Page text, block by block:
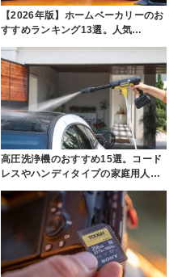
【2026年版】ホームベーカリーのお
すすめランキング13選。人気…
高圧洗浄機のおすすめ15選。コード
レスやハンディタイプの家庭用人…